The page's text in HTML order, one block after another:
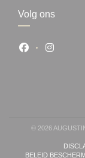
Volg ons
Facebook
© 2026
BELEID